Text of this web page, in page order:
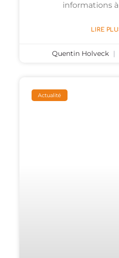
informations
LIRE
Quentin Holveck
Actualité